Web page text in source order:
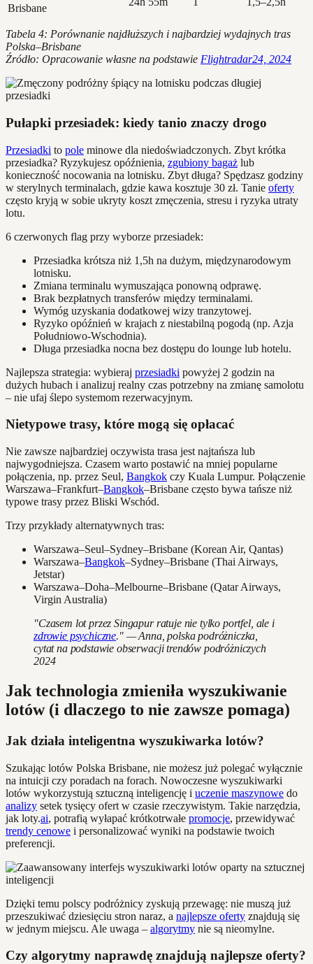
Brisbane
Tabela 4: Porównanie najdłuższych i najbardziej wydajnych tras
Polska–Brisbane
Źródło: Opracowanie własne na podstawie Flightradar24, 2024
Pułapki przesiadek: kiedy tanio znaczy drogo
Przesiadki to pole minowe dla niedoświadczonych. Zbyt krótka
przesiadka? Ryzykujesz opóźnienia, zgubiony bagaż lub
konieczność nocowania na lotnisku. Zbyt długa? Spędzasz godziny
w sterylnych terminalach, gdzie kawa kosztuje 30 zł. Tanie oferty
często kryją w sobie ukryty koszt zmęczenia, stresu i ryzyka utraty
lotu.
6 czerwonych flag przy wyborze przesiadek:
Przesiadka krótsza niż 1,5h na dużym, międzynarodowym
lotnisku.
Zmiana terminalu wymuszająca ponowną odprawę.
Brak bezpłatnych transferów między terminalami.
Wymóg uzyskania dodatkowej wizy tranzytowej.
Ryzyko opóźnień w krajach z niestabilną pogodą (np. Azja
Południowo-Wschodnia).
Długa przesiadka nocna bez dostępu do lounge lub hotelu.
Najlepsza strategia: wybieraj przesiadki powyżej 2 godzin na
dużych hubach i analizuj realny czas potrzebny na zmianę samolotu
– nie ufaj ślepo systemom rezerwacyjnym.
Nietypowe trasy, które mogą się opłacać
Nie zawsze najbardziej oczywista trasa jest najtańsza lub
najwygodniejsza. Czasem warto postawić na mniej popularne
połączenia, np. przez Seul, Bangkok czy Kuala Lumpur. Połączenie
Warszawa–Frankfurt–Bangkok–Brisbane często bywa tańsze niż
typowe trasy przez Bliski Wschód.
Trzy przykłady alternatywnych tras:
Warszawa–Seul–Sydney–Brisbane (Korean Air, Qantas)
Warszawa–Bangkok–Sydney–Brisbane (Thai Airways,
Jetstar)
Warszawa–Doha–Melbourne–Brisbane (Qatar Airways,
Virgin Australia)
"Czasem lot przez Singapur ratuje nie tylko portfel, ale i
zdrowie psychiczne." — Anna, polska podróżniczka,
cytat na podstawie obserwacji trendów podróżniczych
2024
Jak technologia zmieniła wyszukiwanie
lotów (i dlaczego to nie zawsze pomaga)
Jak działa inteligentna wyszukiwarka lotów?
Szukając lotów Polska Brisbane, nie możesz już polegać wyłącznie
na intuicji czy poradach na forach. Nowoczesne wyszukiwarki
lotów wykorzystują sztuczną inteligencję i uczenie maszynowe do
analizy setek tysięcy ofert w czasie rzeczywistym. Takie narzędzia,
jak loty.ai, potrafią wyłapać krótkotrwałe promocje, przewidywać
trendy cenowe i personalizować wyniki na podstawie twoich
preferencji.
Dzięki temu polscy podróżnicy zyskują przewagę: nie muszą już
przeszukiwać dziesięciu stron naraz, a najlepsze oferty znajdują się
w jednym miejscu. Ale uwaga – algorytmy nie są nieomylne.
Czy algorytmy naprawdę znajdują najlepsze oferty?